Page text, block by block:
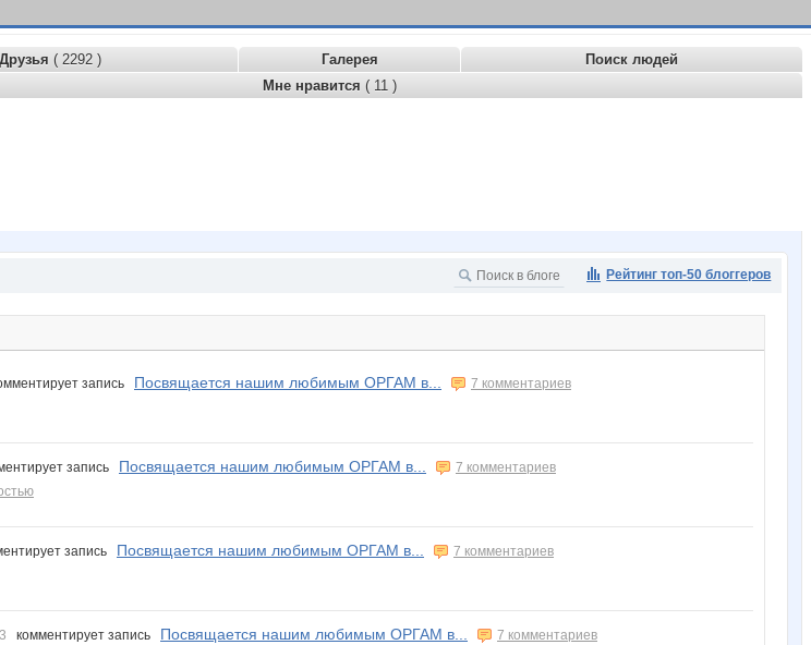
Друзья ( 2292 ) Галерея
Поиск людей
Мне нравится ( 11 )
Рейтинг топ-50 блоггеров
запись Посвящается нашим любимым ОРГАМ в...
7 комментариев
запись Посвящается нашим любимым ОРГАМ в...
7 комментариев
запись Посвящается нашим любимым ОРГАМ в...
7 комментариев
комментирует запись Посвящается нашим любимым ОРГАМ в...
7 комментариев